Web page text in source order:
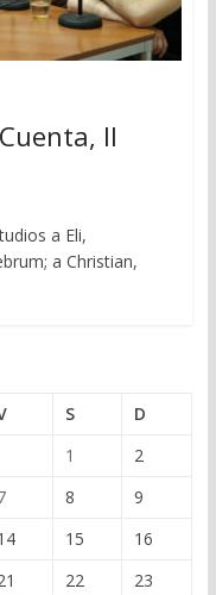
II
a Eli,
a Christian,
S
D
1
2
8
9
15
16
22
23